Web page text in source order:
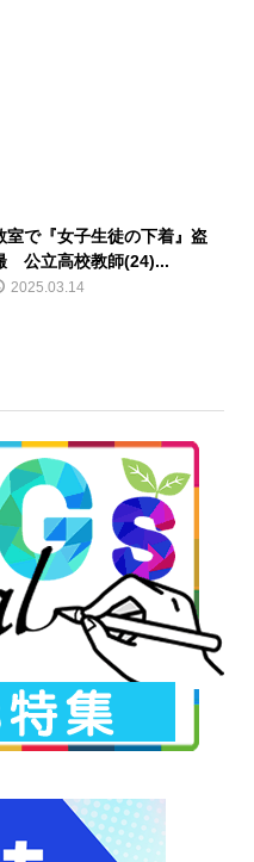
室で『女子生徒の下着』盗
公立高校教師(24)...
2025.03.14